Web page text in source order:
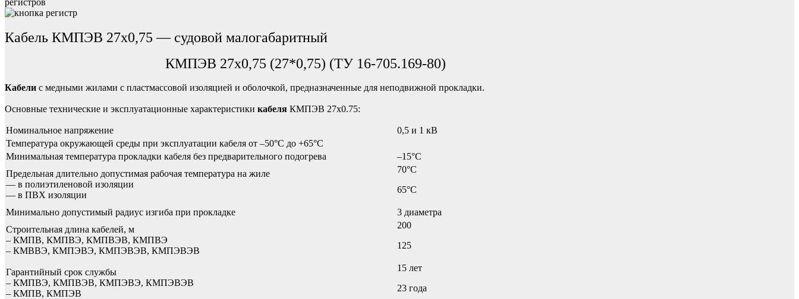
Кабель КМПЭВ 27х0,75 — судовой малогабаритный
КМПЭВ 27х0,75 (27*0,75) (ТУ 16-705.169-80)
Кабели с медными жилами с пластмассовой изоляцией и оболочкой, предназначенные для неподвижной прокладки.
Основные технические и эксплуатационные характеристики кабеля КМПЭВ 27х0.75:
Номинальное напряжение
0,5 и 1 кВ
Температура окружающей среды при эксплуатации кабеля от –50°C до +65°C
Минимальная температура прокладки кабеля без предварительного подогрева
–15°C
Предельная длительно допустимая рабочая температура на жиле
— в полиэтиленовой изоляции
— в ПВХ изоляции
70°C
65°C
Минимально допустимый радиус изгиба при прокладке
3 диаметра
Строительная длина кабелей, м
– КМПВ, КМПВЭ, КМПВЭВ, КМПВЭ
– КМВВЭ, КМПЭВЭ, КМПЭВЭВ, КМПЭВЭВ
200
125
Гарантийный срок службы
– КМПВЭ, КМПВЭВ, КМПЭВЭ, КМПЭВЭВ
– КМПВ, КМПЭВ
15 лет
23 годa